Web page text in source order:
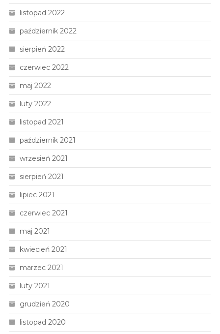
listopad 2022
październik 2022
sierpień 2022
czerwiec 2022
maj 2022
luty 2022
listopad 2021
październik 2021
wrzesień 2021
sierpień 2021
lipiec 2021
czerwiec 2021
maj 2021
kwiecień 2021
marzec 2021
luty 2021
grudzień 2020
listopad 2020